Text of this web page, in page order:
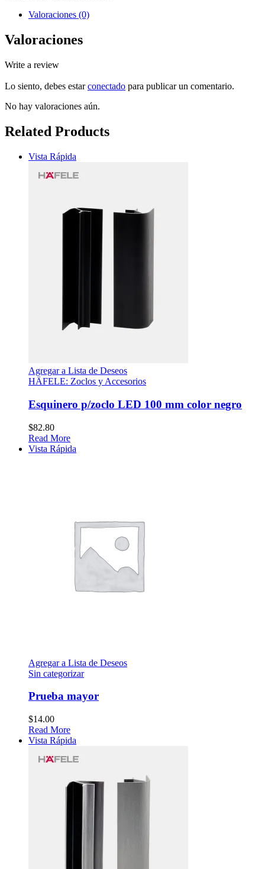
Valoraciones (0)
Valoraciones
Write a review
Lo siento, debes estarconectado para publicar un comentario.
No hay valoraciones aún.
Related Products
Vista Rápida
Agregar a Lista de Deseos
HÄFELE: Zoclos y Accesorios
Esquinero p/zoclo LED 100 mm color negro
$82.80
Read More
Vista Rápida
Agregar a Lista de Deseos
Sin categorizar
Prueba mayor
$14.00
Read More
Vista Rápida